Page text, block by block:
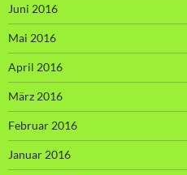
Juni 2016
Mai 2016
April 2016
März 2016
Februar 2016
Januar 2016